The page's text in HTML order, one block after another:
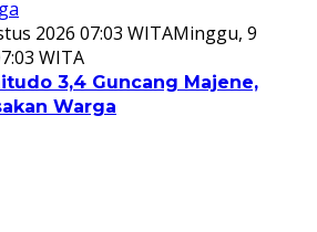
2026 07:03 WITAMinggu, 9
WITA
3,4 Guncang Majene,
Warga